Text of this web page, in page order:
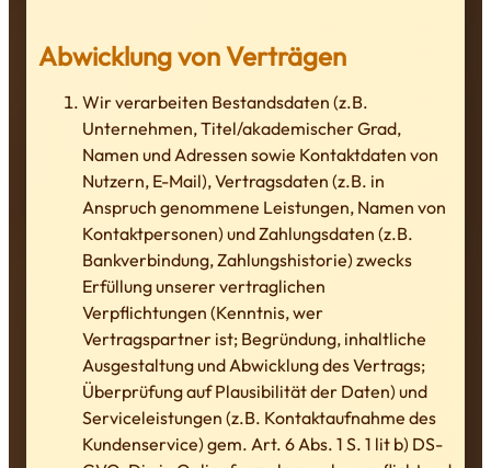
Abwicklung von Verträgen
Wir verarbeiten Bestandsdaten (z.B.
Unternehmen, Titel/akademischer Grad,
Namen und Adressen sowie Kontaktdaten von
Nutzern, E-Mail), Vertragsdaten (z.B. in
Anspruch genommene Leistungen, Namen von
Kontaktpersonen) und Zahlungsdaten (z.B.
Bankverbindung, Zahlungshistorie) zwecks
Erfüllung unserer vertraglichen
Verpflichtungen (Kenntnis, wer
Vertragspartner ist; Begründung, inhaltliche
Ausgestaltung und Abwicklung des Vertrags;
Überprüfung auf Plausibilität der Daten) und
Serviceleistungen (z.B. Kontaktaufnahme des
Kundenservice) gem. Art. 6 Abs. 1 S. 1 lit b) DS-